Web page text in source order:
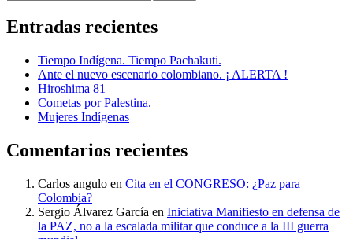
Entradas recientes
Tiempo Indígena. Tiempo Pachakuti.
Ante el nuevo escenario colombiano. ¡ ALERTA !
Hiroshima 81
Cometas por Palestina.
Mujeres Indígenas
Comentarios recientes
Carlos angulo en Cita en el CONGRESO: ¿Paz para
Colombia?
Sergio Álvarez García en Iniciativa Manifiesto en defensa de
la PAZ, no a la escalada militar que conduce a la III guerra